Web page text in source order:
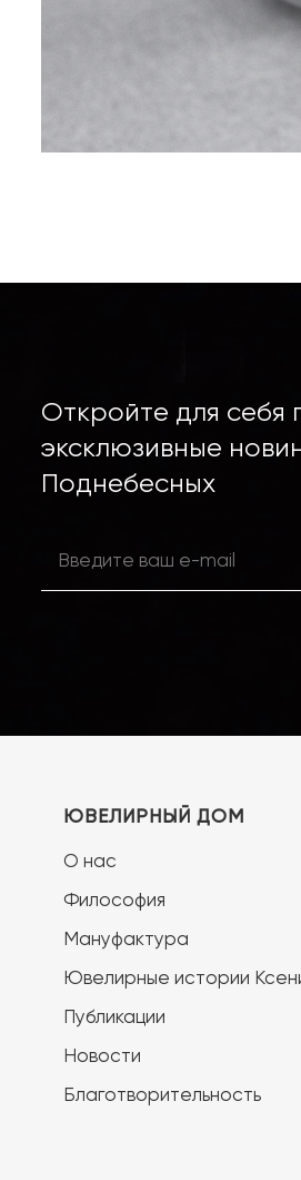
Откройте для себя
эксклюзивные
Поднебесных
ЮВЕЛИРНЫЙ ДОМ
О нас
Философия
Мануфактура
Ювелирные истории
Публикации
Новости
Благотворительность